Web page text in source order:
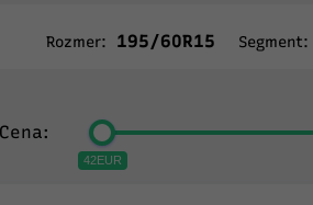
Rozmer: 195/60R15 Segment:
42EUR